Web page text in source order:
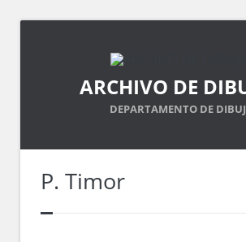
ARCHIVO DE
DEPARTAMENTO DE
P. Timor